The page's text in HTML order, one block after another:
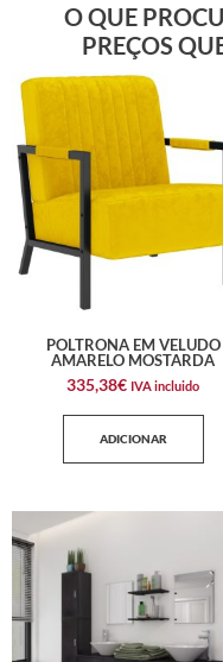
O QUE
PREÇOS
POLTRONA EM VELUDO
AMARELO MOSTARDA
335,38€ IVA incluido
ADICIONAR